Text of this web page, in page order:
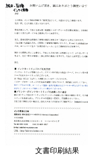
文書印刷結果